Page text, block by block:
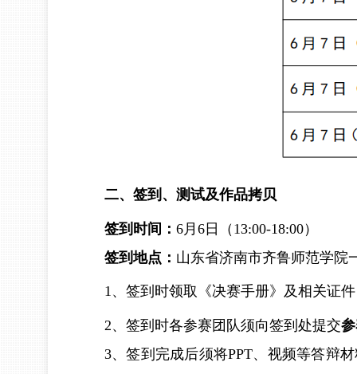
二、签到、测试及作品拷贝
签到时间： 6月6日（13:00-18:00）
签到地点： 山东省济南市齐鲁师范学院
1、签到时领取《决赛手册》及相关证
2、签到时各参赛团队须向签到处提交
3、签到完成后须将PPT、视频等答辩